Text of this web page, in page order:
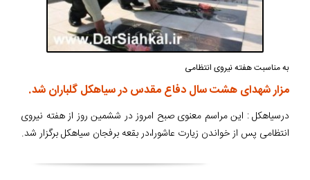
به مناسبت هفته نیروی انتظامی
مزار شهدای هشت سال دفاع مقدس در سیاهکل گلباران شد.
درسیاهکل : این مراسم معنوی صبح امروز در ششمین روز از هفته نیروی
انتظامی پس از خواندن زیارت عاشورا،در بقعه برفجان سیاهکل برگزار شد.